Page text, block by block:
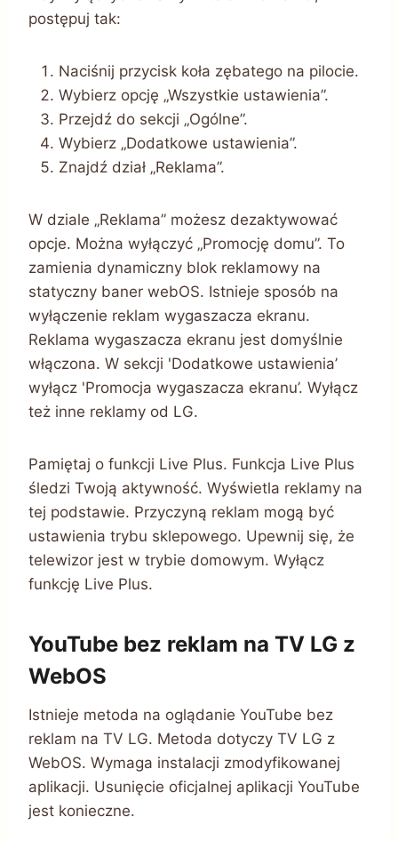
postępuj tak:
Naciśnij przycisk koła zębatego na pilocie.
Wybierz opcję „Wszystkie ustawienia”.
Przejdź do sekcji „Ogólne”.
Wybierz „Dodatkowe ustawienia”.
Znajdź dział „Reklama”.
W dziale „Reklama” możesz dezaktywować
opcje. Można wyłączyć „Promocję domu”. To
zamienia dynamiczny blok reklamowy na
statyczny baner webOS. Istnieje sposób na
wyłączenie reklam wygaszacza ekranu.
Reklama wygaszacza ekranu jest domyślnie
włączona. W sekcji 'Dodatkowe ustawienia’
wyłącz 'Promocja wygaszacza ekranu’. Wyłącz
też inne reklamy od LG.
Pamiętaj o funkcji Live Plus. Funkcja Live Plus
śledzi Twoją aktywność. Wyświetla reklamy na
tej podstawie. Przyczyną reklam mogą być
ustawienia trybu sklepowego. Upewnij się, że
telewizor jest w trybie domowym. Wyłącz
funkcję Live Plus.
YouTube bez reklam na TV LG z
WebOS
Istnieje metoda na oglądanie YouTube bez
reklam na TV LG. Metoda dotyczy TV LG z
WebOS. Wymaga instalacji zmodyfikowanej
aplikacji. Usunięcie oficjalnej aplikacji YouTube
jest konieczne.